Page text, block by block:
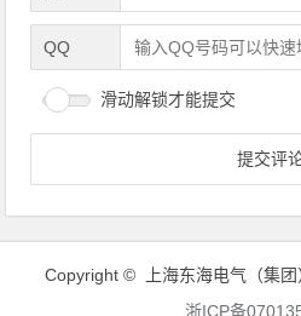
QQ
滑动解锁才能提交
Copyright © 上海东海电气（集团
浙ICP备